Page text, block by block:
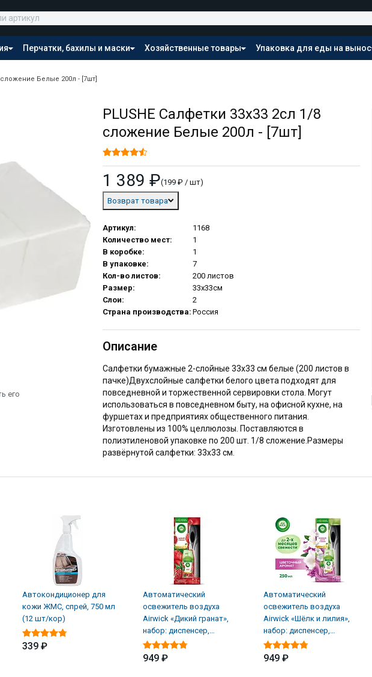
Перчатки, бахилы и маски Хозяйственные товары Упаковка для еды на вынос
сложение Белые 200л - [7шт]
его
PLUSHE Салфетки 33х33 2сл 1/8
сложение Белые 200л - [7шт]
1 389 ₽(199 ₽ / шт)
Возврат товара
Артикул:
1168
Количество мест:
1
В коробке:
1
В упаковке:
7
Кол-во листов:
200 листов
Размер:
33х33см
Слои:
2
Страна производства: Россия
Описание
Салфетки бумажные 2-слойные 33x33 см белые (200 листов в
пачке)Двухслойные салфетки белого цвета подходят для
повседневной и торжественной сервировки стола. Могут
использоваться в повседневном быту, на офисной кухне, на
фуршетах и предприятиях общественного питания.
Изготовлены из 100% целлюлозы. Поставляются в
полиэтиленовой упаковке по 200 шт. 1/8 сложение.Размеры
развёрнутой салфетки: 33x33 см.
Автокондиционер для
кожи ЖМС, спрей, 750 мл
(12 шт/кор)
339 ₽
Автоматический
освежитель воздуха
Airwick «Дикий гранат»,
набор: диспенсер,
батарейки, баллон (4 шт/
949 ₽
Автоматический
освежитель воздуха
Airwick «Шёлк и лилия»,
набор: диспенсер,
батарейки, баллон (4 шт/
949 ₽